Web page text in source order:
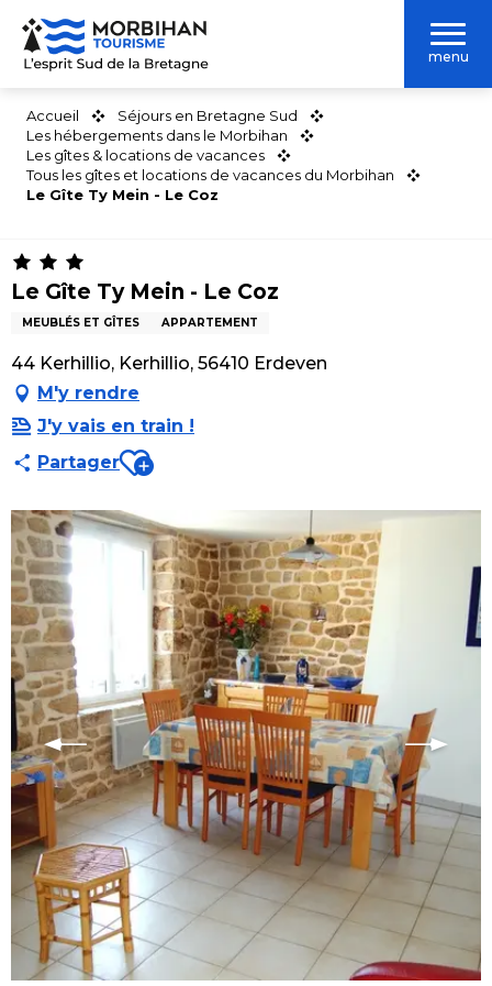
Aller
contenu
menu
Accueil
Séjours en Bretagne Sud
Les hébergements dans le Morbihan
Les gîtes & locations de vacances
Tous les gîtes et locations de vacances du Morbihan
Le Gîte Ty Mein - Le Coz
Le Gîte Ty Mein - Le Coz
MEUBLÉS ET GÎTES APPARTEMENT
44 Kerhillio, Kerhillio, 56410 Erdeven
M'y rendre
J'y vais en train !
PartagerAjouter aux favoris